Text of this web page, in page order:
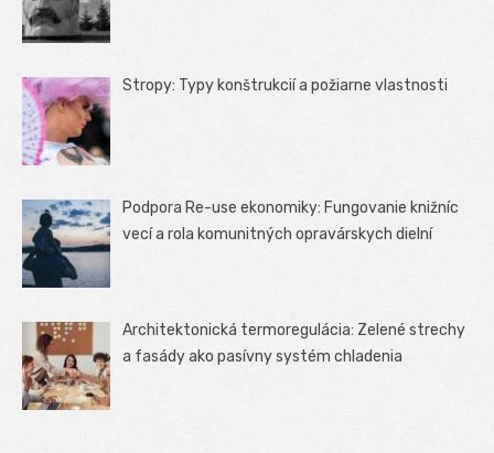
Stropy: Typy konštrukcií a požiarne vlastnosti
Podpora Re-use ekonomiky: Fungovanie knižníc
vecí a rola komunitných opravárskych dielní
Architektonická termoregulácia: Zelené strechy
a fasády ako pasívny systém chladenia